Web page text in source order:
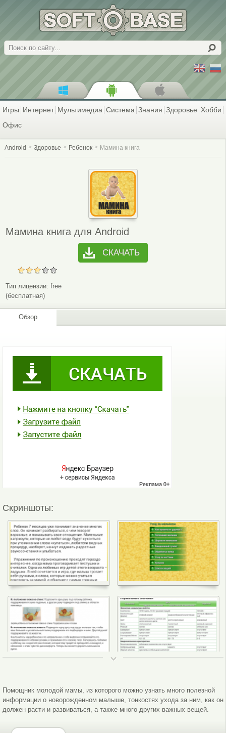
Поиск
Игры Интернет Мультимедиа Система Знания Здоровье Хобби
Офис
Android Здоровье Ребенок Мамина книга
Мамина книга для Android
СКАЧАТЬ
Тип лицензии: free
(бесплатная)
Обзор
Скриншоты:
Помощник молодой мамы, из которого можно узнать много полезной
информации о новорожденном малыше, тонкостях ухода за ним, как он
должен расти и развиваться, а также много других важных вещей.